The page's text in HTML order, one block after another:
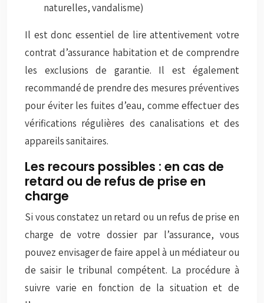
naturelles, vandalisme)
Il est donc essentiel de lire attentivement votre
contrat d’assurance habitation et de comprendre
les exclusions de garantie. Il est également
recommandé de prendre des mesures préventives
pour éviter les fuites d’eau, comme effectuer des
vérifications régulières des canalisations et des
appareils sanitaires.
Les recours possibles : en cas de
retard ou de refus de prise en
charge
Si vous constatez un retard ou un refus de prise en
charge de votre dossier par l’assurance, vous
pouvez envisager de faire appel à un médiateur ou
de saisir le tribunal compétent. La procédure à
suivre varie en fonction de la situation et de